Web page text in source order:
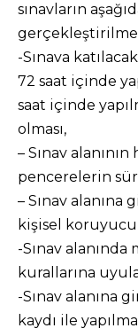
sınavların
-Sınava
72 saat içinde
saat içinde
olması,
– Sınav alanının
pencerelerin
– Sınav alanına
kişisel koruyucu
-Sınav alanında
kurallarına
-Sınav alanına
kaydı ile